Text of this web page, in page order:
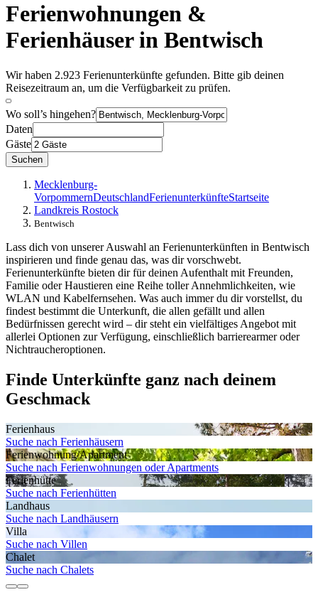
Ferienwohnungen &
Ferienhäuser in Bentwisch
Wir haben 2.923 Ferienunterkünfte gefunden. Bitte gib deinen
Reisezeitraum an, um die Verfügbarkeit zu prüfen.
Wo soll’s hingehen?
Daten
Gäste
Suchen
Mecklenburg-
VorpommernDeutschlandFerienunterkünfteStartseite
Landkreis Rostock
Bentwisch
Lass dich von unserer Auswahl an Ferienunterkünften in Bentwisch
inspirieren und finde genau das, was dir vorschwebt.
Ferienunterkünfte bieten dir für deinen Aufenthalt mit Freunden,
Familie oder Haustieren eine Reihe toller Annehmlichkeiten, wie
WLAN und Kabelfernsehen. Was auch immer du dir vorstellst, du
findest bestimmt die Unterkunft, die allen gefällt und allen
Bedürfnissen gerecht wird – dir steht ein vielfältiges Angebot mit
allerlei Optionen zur Verfügung, einschließlich barrierearmer oder
Nichtraucheroptionen.
Finde Unterkünfte ganz nach deinem
Geschmack
Ferienhaus
Suche nach Ferienhäusern
Ferienwohnung/Apartment
Suche nach Ferienwohnungen oder Apartments
Ferienhütte
Suche nach Ferienhütten
Landhaus
Suche nach Landhäusern
Villa
Suche nach Villen
Chalet
Suche nach Chalets